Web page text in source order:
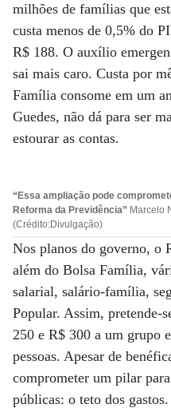
milhões de famílias que
custa menos de 0,5% do
R$ 188. O auxílio
sai mais caro. Custa por
Família consome em um
Guedes, não dá para ser
estourar as contas.
“Essa ampliação pode
Reforma da Previdência” Marcelo
(Crédito:Divulgação)
Nos planos do governo, o
além do Bolsa Família,
salarial, salário-família,
Popular. Assim, pretende-
250 e R$ 300 a um grupo
pessoas. Apesar de
comprometer um pilar
públicas: o teto dos